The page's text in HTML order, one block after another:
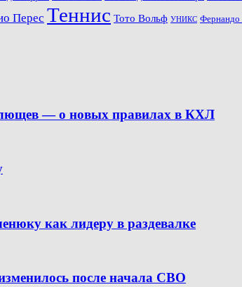
Перес Теннис Тото Вольф УНИКС Фернандо
— о новых правилах в КХЛ
как лидеру в раздевалке
после начала СВО